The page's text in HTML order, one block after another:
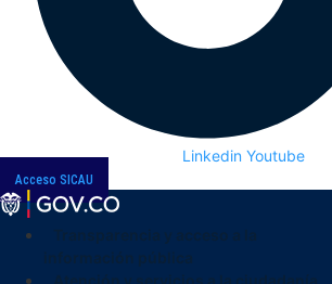
Linkedin Youtube
Acceso SICAU